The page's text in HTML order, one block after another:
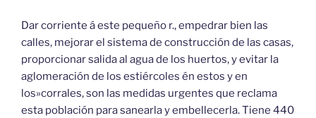
Dar corriente á este pequeño r., empedrar bien las
calles, mejorar el sistema de construcción de las casas,
proporcionar salida al agua de los huertos, y evitar la
aglomeración de los estiércoles én estos y en
los»corrales, son las medidas urgentes que reclama
esta población para sanearla y embellecerla. Tiene 440